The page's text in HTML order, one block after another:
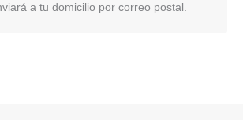
a tu domicilio por correo postal.